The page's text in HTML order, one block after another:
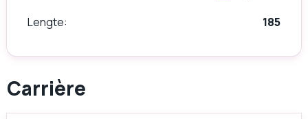
Lengte
185
Carrière